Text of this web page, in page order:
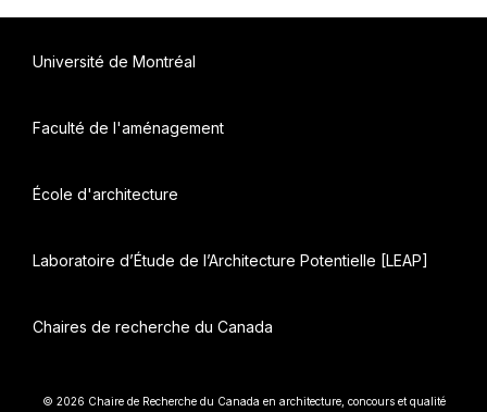
Université de Montréal
Faculté de l'aménagement
École d'architecture
Laboratoire d’Étude de l’Architecture Potentielle [LEAP]
Chaires de recherche du Canada
© 2026 Chaire de Recherche du Canada en architecture, concours et qualité